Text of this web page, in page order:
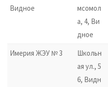
Видное
мсомол
а, 4, Ви
дное
Имерия ЖЭУ № 3
Школьн
ая ул., 5
6, Видн